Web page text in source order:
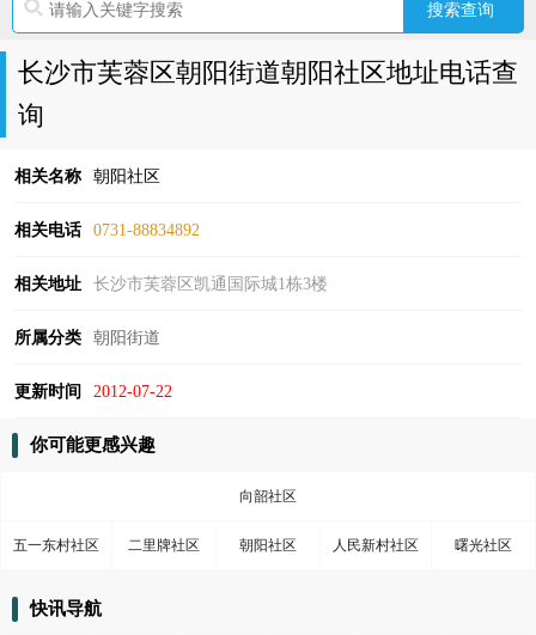
长沙市芙蓉区朝阳街道朝阳社区地址电话查
询
相关名称 朝阳社区
相关电话 0731-88834892
相关地址 长沙市芙蓉区凯通国际城1栋3楼
所属分类 朝阳街道
更新时间 2012-07-22
你可能更感兴趣
曙光社区
人民新村社区
朝阳社区
二里牌社区
五一东村社区
向韶社区
快讯导航